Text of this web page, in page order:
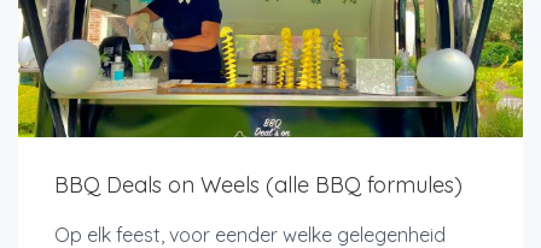
BBQ Deals on Weels (alle BBQ formules)
Op elk feest, voor eender welke gelegenheid